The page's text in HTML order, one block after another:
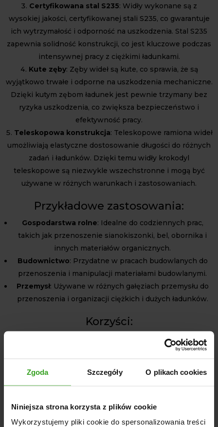
Zgoda Szczegóły O plikach cookies
Niniejsza strona korzysta z plików cookie
Wykorzystujemy pliki cookie do spersonalizowania treści
Certyfikowana stal S235: Widły wykonane są z
wysokiej jakości, certyfikowanej stali S235, co gwarantuje
ich wytrzymałość i odporność na uszkodzenia. Stal S235
zapewnia solidność konstrukcji, co jest kluczowe podczas
intensywnej pracy z ciężkimi ładunkami.
Kute zęby: Zęby wideł są kute, co sprawia, że są
wyjątkowo trwałe i odporne na uszkodzenia mechaniczne.
Dzięki kutym zębom ładunek jest pewnie trzymany bez
ryzyka uszkodzenia, co zwiększa bezpieczeństwo i
efektywność pracy.
Teleskopowa konstrukcja: Teleskopowe ramiona wideł
umożliwiają elastyczne dostosowanie długości do różnych
zadań i ładunków. Dzięki temu widły krokodyl
teleskopowe są niezwykle wszechstronne i mogą być
używane w różnych warunkach i zastosowaniach.
Przykładowe zastosowania:
Gospodarstwa rolne: Idealne do codziennych prac,
takich jak przenoszenie sianokiszonki, bel, obornika i
innych materiałów organicznych.
Budownictwo: Przydatne w pracach budowlanych do
przenoszenia i manipulacji materiałami budowlanymi.
Przemysł: Używane w różnych gałęziach przemysłu do
przenoszenia i organizacji ciężkich i dużych ładunków.
Korzyści:
: Dzięki zastosowaniu
zabezpieczeń antykorozyjnych i wysokiej jakości stali
odporne na uszkodzenia.
Wysoka wydajność
kute zęby zapewniają płynną i bezpieczną pracę, co